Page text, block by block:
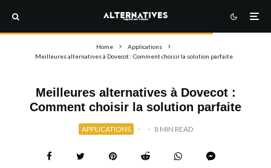
Home
Applications
Meilleures alternatives à Dovecot : Comment choisir la solution parfaite
Meilleures alternatives à Dovecot :
Comment choisir la solution parfaite
APPLICATIONS · · 8 MIN READ